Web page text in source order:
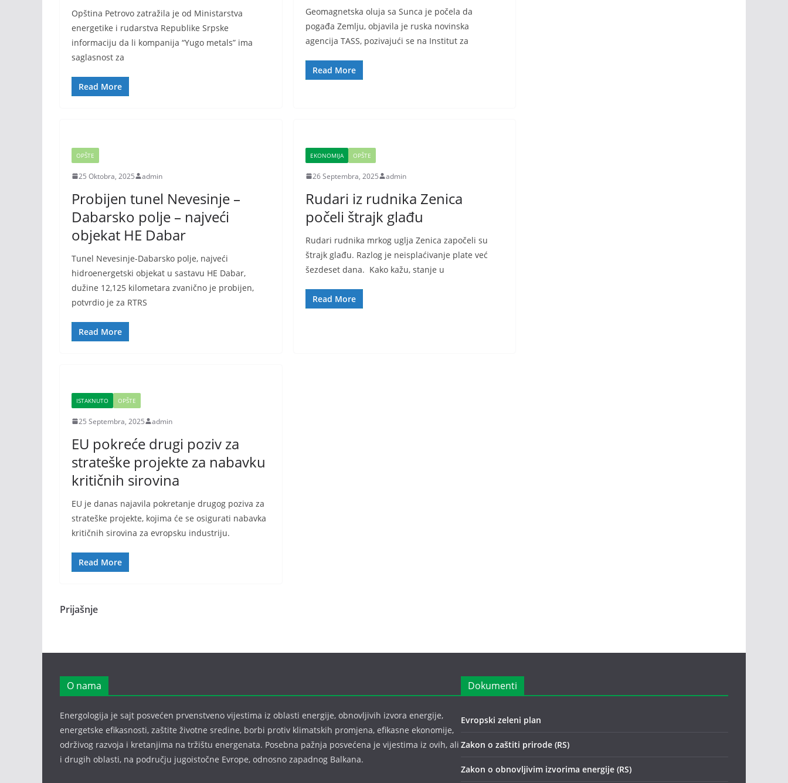
Opština Petrovo zatražila je od Ministarstva
energetike i rudarstva Republike Srpske
informaciju da li kompanija “Yugo metals” ima
saglasnost za
Read More
Geomagnetska oluja sa Sunca je počela da
pogađa Zemlju, objavila je ruska novinska
agencija TASS, pozivajući se na Institut za
Read More
OPŠTE
25 Oktobra, 2025 admin
Probijen tunel Nevesinje –
Dabarsko polje – najveći
objekat HE Dabar
Tunel Nevesinje-Dabarsko polje, najveći
hidroenergetski objekat u sastavu HE Dabar,
dužine 12,125 kilometara zvanično je probijen,
potvrdio je za RTRS
Read More
EKONOMIJA OPŠTE
26 Septembra, 2025 admin
Rudari iz rudnika Zenica
počeli štrajk glađu
Rudari rudnika mrkog uglja Zenica započeli su
štrajk glađu. Razlog je neisplaćivanje plate već
šezdeset dana. Kako kažu, stanje u
Read More
ISTAKNUTO OPŠTE
25 Septembra, 2025 admin
EU pokreće drugi poziv za
strateške projekte za nabavku
kritičnih sirovina
EU je danas najavila pokretanje drugog poziva za
strateške projekte, kojima će se osigurati nabavka
kritičnih sirovina za evropsku industriju.
Read More
Prijašnje
O nama
Energologija je sajt posvećen prvenstveno vijestima iz oblasti energije, obnovljivih izvora energije,
energetske efikasnosti, zaštite životne sredine, borbi protiv klimatskih promjena, efikasne ekonomije,
održivog razvoja i kretanjima na tržištu energenata. Posebna pažnja posvećena je vijestima iz ovih, ali
i drugih oblasti, na području jugoistočne Evrope, odnosno zapadnog Balkana.
Dokumenti
Evropski zeleni plan
Zakon o zaštiti prirode (RS)
Zakon o obnovljivim izvorima energije (RS)